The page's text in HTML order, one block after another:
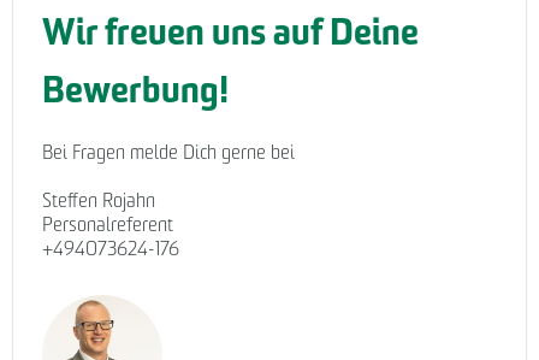
Wir freuen uns auf Deine
Bewerbung!
Bei Fragen melde Dich gerne bei
Steffen Rojahn
Personalreferent
+494073624-176